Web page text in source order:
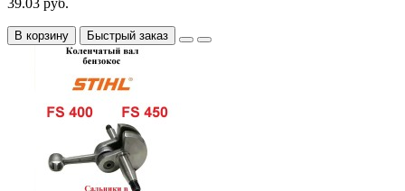
39.03 руб.
В корзину Быстрый заказ